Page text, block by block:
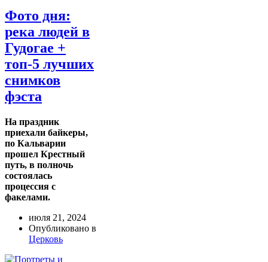
Фото дня:
река людей в
Гудогае +
топ-5 лучших
снимков
фэста
На праздник
приехали байкеры,
по Кальварии
прошел Крестный
путь, в полночь
состоялась
процессия с
факелами.
июля 21, 2024
Опубликовано в
Церковь